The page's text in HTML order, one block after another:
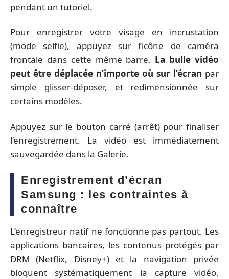
pendant un tutoriel.
Pour enregistrer votre visage en incrustation
(mode selfie), appuyez sur l’icône de caméra
frontale dans cette même barre. La bulle vidéo
peut être déplacée n’importe où sur l’écran par
simple glisser-déposer, et redimensionnée sur
certains modèles.
Appuyez sur le bouton carré (arrêt) pour finaliser
l’enregistrement. La vidéo est immédiatement
sauvegardée dans la Galerie.
Enregistrement d’écran
Samsung : les contraintes à
connaître
L’enregistreur natif ne fonctionne pas partout. Les
applications bancaires, les contenus protégés par
DRM (Netflix, Disney+) et la navigation privée
bloquent systématiquement la capture vidéo.